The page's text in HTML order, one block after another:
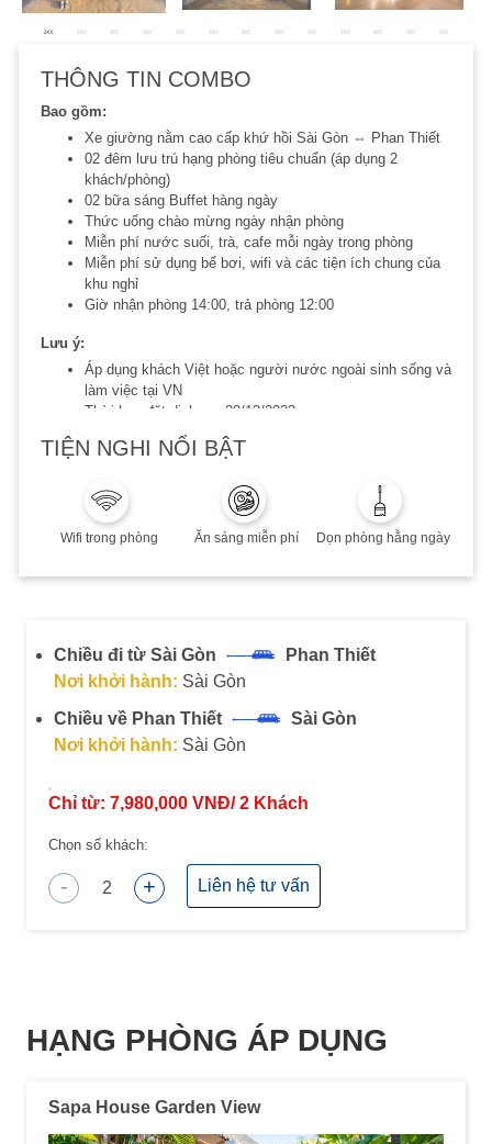
THÔNG TIN COMBO
Bao gồm:
Xe giường nằm cao cấp khứ hồi Sài Gòn ⇔ Phan Thiết
02 đêm lưu trú hạng phòng tiêu chuẩn (áp dụng 2
khách/phòng)
02 bữa sáng Buffet hàng ngày
Thức uống chào mừng ngày nhận phòng
Miễn phí nước suối, trà, cafe mỗi ngày trong phòng
Miễn phí sử dụng bể bơi, wifi và các tiện ích chung của
khu nghỉ
Giờ nhận phòng 14:00, trả phòng 12:00
Lưu ý:
Áp dụng khách Việt hoặc người nước ngoài sinh sống và
làm việc tại VN
Thời hạn đặt dịch vụ: 20/12/2023
Thời hạn lưu trú đến 20/12/2023
Phụ thu cuối tuần, Lễ/Tết, cao điểm hè: Quý khách vui
Combo không hoàn, không huỷ, không thay đổi
TIỆN NGHI NỔI BẬT
Wifi trong phòng Ăn sáng miễn phí Dọn phòng hằng ngày
Chiều đi từ Sài Gòn
Phan Thiết
Nơi khởi hành: Sài Gòn
Chiều về Phan Thiết
Sài Gòn
Nơi khởi hành: Sài Gòn
Chỉ từ: 7,980,000 VNĐ/2 Khách
Chọn số khách:
- 2 + Liên hệ tư vấn
HẠNG PHÒNG ÁP DỤNG
Sapa House Garden View